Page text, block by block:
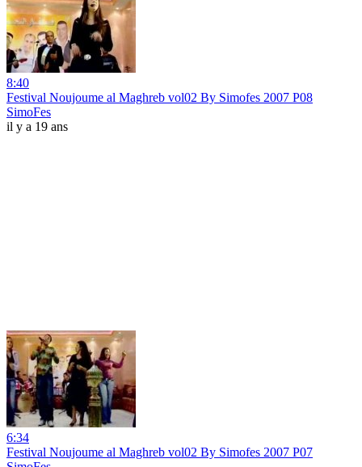
8:40
Festival Noujoume al Maghreb vol02 By Simofes 2007 P08
SimoFes
il y a 19 ans
6:34
Festival Noujoume al Maghreb vol02 By Simofes 2007 P07